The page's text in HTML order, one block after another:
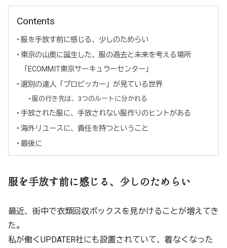
Contents
服を手放す前に感じる、少しのためらい
東京の山奥に誕生した、服の過去と未来を考える場所
「ECOMMIT東京サーキュラーセンター」
選別の達人「プロピッカー」が見ている世界
服の行き先は、3つのルートに分かれる
手放された服に、手放されない服作りのヒントがある
海外リユースに、責任を持つということ
最後に
服を手放す前に感じる、少しのためらい
最近、街中で衣類回収ボックスを見かけることが増えてき
た。
私が働くUPDATER社にも設置されていて、着なくなった